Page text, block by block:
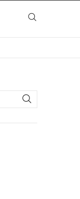
KONTAK